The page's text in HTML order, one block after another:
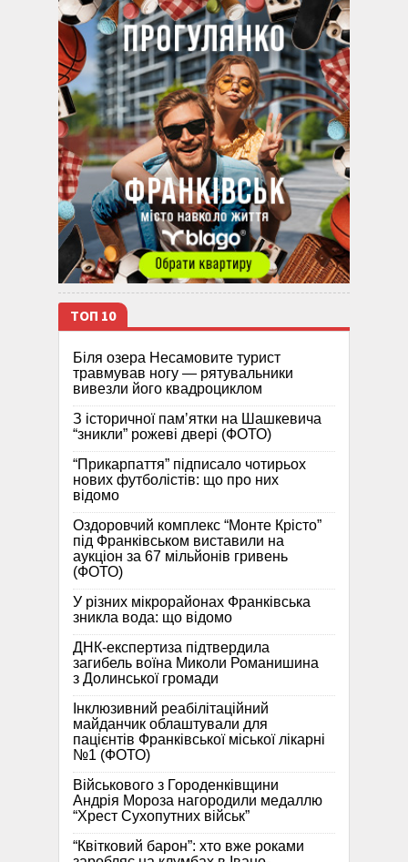
ТОП 10
Біля озера Несамовите турист
травмував ногу — рятувальники
вивезли його квадроциклом
З історичної памʼятки на Шашкевича
“зникли” рожеві двері (ФОТО)
“Прикарпаття” підписало чотирьох
нових футболістів: що про них
відомо
Оздоровчий комплекс “Монте Крісто”
під Франківськом виставили на
аукціон за 67 мільйонів гривень
(ФОТО)
У різних мікрорайонах Франківська
зникла вода: що відомо
ДНК-експертиза підтвердила
загибель воїна Миколи Романишина
з Долинської громади
Інклюзивний реабілітаційний
майданчик облаштували для
пацієнтів Франківської міської лікарні
№1 (ФОТО)
Військового з Городенківщини
Андрія Мороза нагородили медаллю
“Хрест Сухопутних військ”
“Квітковий барон”: хто вже роками